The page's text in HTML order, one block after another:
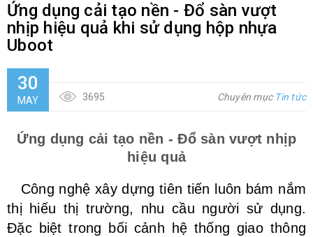
Ứng dụng cải tạo nền - Đổ sàn vượt
nhịp hiệu quả khi sử dụng hộp nhựa
Uboot
30
MAY 3695 Chuyên mục Tin tức
Ứng dụng cải tạo nền - Đổ sàn vượt nhịp
hiệu quả
Công nghệ xây dựng tiên tiến luôn bám nắm
thị hiếu thị trường, nhu cầu người sử dụng.
Đặc biệt trong bối cảnh hệ thống giao thông